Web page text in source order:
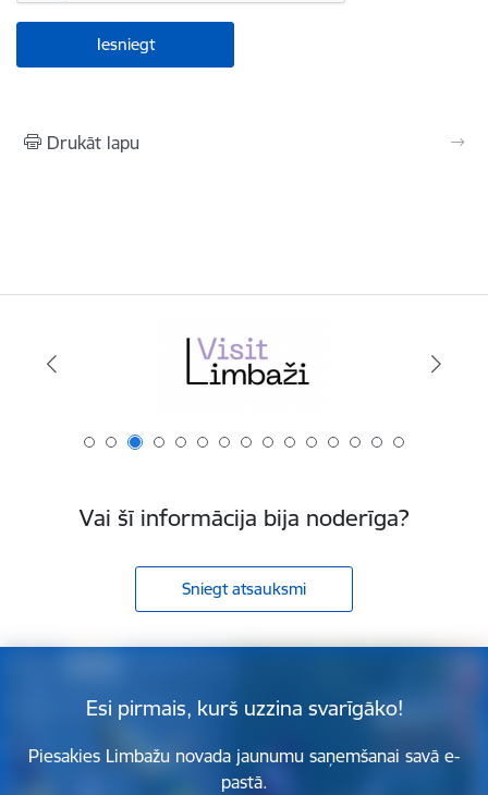
Drukāt lapu
Vai šī informācija bija noderīga?
Sniegt atsauksmi
Esi pirmais, kurš uzzina svarīgāko!
Piesakies Limbažu novada jaunumu saņemšanai savā e-
pastā.